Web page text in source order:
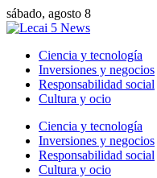
sábado, agosto 8
Ciencia y tecnología
Inversiones y negocios
Responsabilidad social
Cultura y ocio
Ciencia y tecnología
Inversiones y negocios
Responsabilidad social
Cultura y ocio